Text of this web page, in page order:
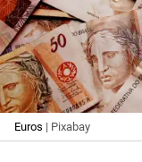
Euros | Pixabay